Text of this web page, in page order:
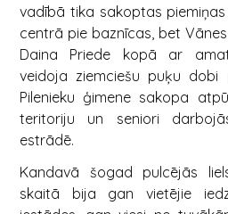
vadībā tika sakoptas
centrā pie baznīcas, bet
Daina Priede kopā ar
veidoja ziemciešu puķu dobi
Pilenieku ģimene sakopa
teritoriju un seniori
estrādē.
Kandavā šogad pulcējās
skaitā bija gan vietējie